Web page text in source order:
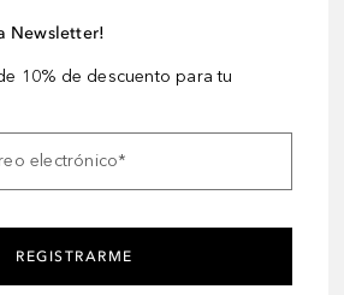
Newsletter!
10% de descuento para tu
electrónico*
REGISTRARME